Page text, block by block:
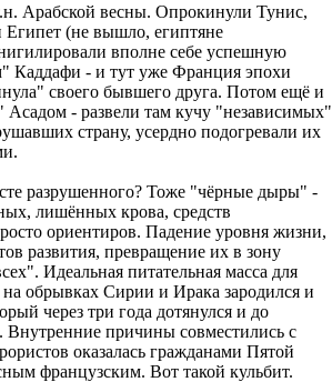
Арабской весны. Опрокинули Тунис,
Египет (не вышло, египтяне
вполне себе успешную
Каддафи - и тут уже Франция эпохи
своего бывшего друга. Потом ещё и
- развели там кучу "независимых"
страну, усердно подогревали их
разрушенного? Тоже "чёрные дыры" -
лишённых крова, средств
ориентиров. Падение уровня жизни,
развития, превращение их в зону
Идеальная питательная масса для
обрывках Сирии и Ирака зародился и
через три года дотянулся и до
причины совместились с
оказалась гражданами Пятой
французским. Вот такой кульбит.